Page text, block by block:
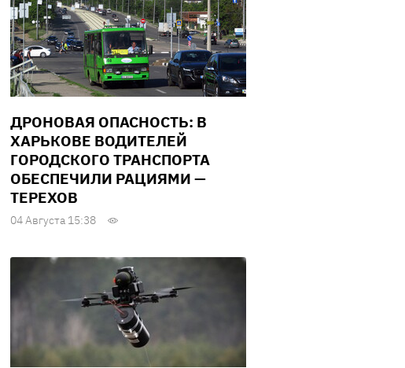
ДРОНОВАЯ ОПАСНОСТЬ: В
ХАРЬКОВЕ ВОДИТЕЛЕЙ
ГОРОДСКОГО ТРАНСПОРТА
ОБЕСПЕЧИЛИ РАЦИЯМИ —
ТЕРЕХОВ
04 Августа 15:38